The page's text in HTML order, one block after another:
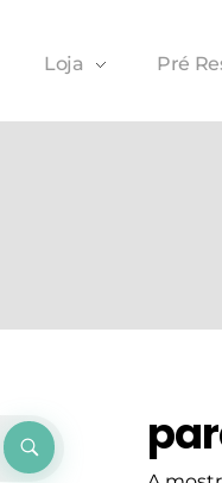
Loja Pré